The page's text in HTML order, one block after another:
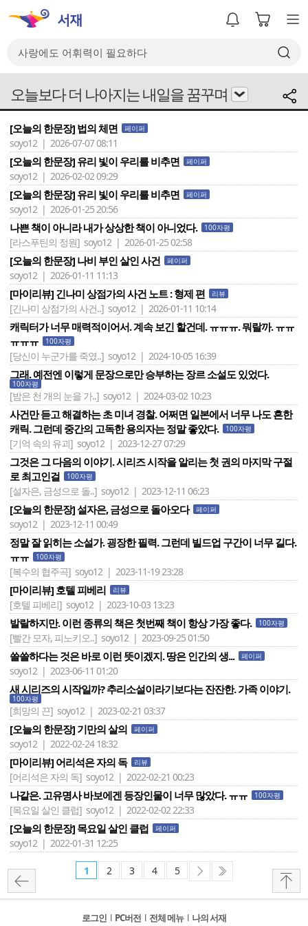
오늘보다 더 나아지는 내일을 꿈꾸며
[오늘의 한문장] 법의 체면 페이퍼
soyo12 | 2026-07-07 08:11
[오늘의 한문장] 유리 빛이 우리를 비추면 페이퍼
soyo12 | 2026-02-02 09:29
[오늘의 한문장] 유리 빛이 우리를 비추면 페이퍼
soyo12 | 2026-01-25 20:56
나쁜 책이 아니라 내가 상상한 책이 아니었다. 100자평
[라스푸틴의 정원] soyo12 | 2026-01-25 02:58
[오늘의 한문장] 나비 부인 살인 사건 페이퍼
soyo12 | 2026-01-11 11:13
[마이리뷰] 긴나미 상점가의 사건 노트 : 형제 편 리뷰
[긴나미 상점가의 사건..] soyo12 | 2026-01-11 10:14
캐릭터가 너무 매력적이어서. 계속 보긴 할건데. ㅠㅠㅠ. 뭐랄까. ㅠㅠ
ㅠㅠㅠ
100자평
[당신이 누군가를 죽였..] soyo12 | 2024-10-05 16:39
그래. 예전엔 이렇게 문장으로만 승부하는 장르 소설도 있었다.
100자평
[밤은 천 개의 눈을 가..] soyo12 | 2024-03-02 10:23
사건만 듣고 해결하는 초 미녀 경찰. 어쩌면 일본에서 너무 나도 흔한
캐릭. 그런데 중간의 고독한 용의자는 정말 좋았다.
100자평
[기억 속의 유괴] soyo12 | 2023-12-27 07:29
그것은 그 다음의 이야기. 시리즈 시작을 알리는 첫 권의 마지막 구절
로 최고인걸
100자평
[설자은, 금성으로 돌..] soyo12 | 2023-12-11 06:23
[오늘의 한문장] 설자은, 금성으로 돌아오다 페이퍼
soyo12 | 2023-12-11 00:49
정말 잘 읽히는 소설가. 굉장한 필력. 그런데 빌드업 구간이 너무 길다.
ㅠㅠ
100자평
[복수의 협주곡] soyo12 | 2023-11-19 23:28
[마이리뷰] 호텔 피베리 리뷰
[호텔 피베리] soyo12 | 2023-10-03 13:23
발랄하지만. 이런 종류의 책은 첫번째 책이 항상 가장 좋다. 100자평
[빨간 모자, 피노키오..] soyo12 | 2023-09-25 01:50
쓸쓸하다는 것은 바로 이런 뜻이겠지. 땅은 인간의 생... 페이퍼
soyo12 | 2023-06-11 01:20
새 시리즈의 시작일까? 추리소설이라기보다는 잔잔한. 가족 이야기.
100자평
[희망의 끈] soyo12 | 2023-02-21 03:37
[오늘의 한문장] 기만의 살의 페이퍼
soyo12 | 2022-02-24 18:32
[마이리뷰] 어리석은 자의 독 리뷰
[어리석은 자의 독] soyo12 | 2022-02-21 00:23
나같은. 고유명사 바보에겐 등장인물이 너무 많았다. ㅠㅠ 100자평
[목요일 살인 클럽] soyo12 | 2022-02-02 22:33
[오늘의 한문장] 목요일 살인 클럽 페이퍼
soyo12 | 2022-01-31 12:25
1 2 3 4 5
로그인 l PC버전 l 전체 메뉴 l 나의 서재